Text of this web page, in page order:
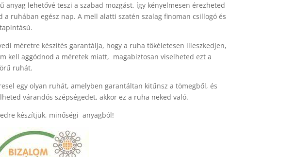
anyag lehetővé teszi a szabad mozgást, így kényelmesen érezheted
a ruhában egész nap. A mell alatti szatén szalag finoman csillogó és
méretre készítés garantálja, hogy a ruha tökéletesen illeszkedjen,
kell aggódnod a méretek miatt, magabiztosan viselheted ezt a
ruhát.
egy olyan ruhát, amelyben garantáltan kitűnsz a tömegből, és
várandós szépségedet, akkor ez a ruha neked való.
készítjük, minőségi anyagból!